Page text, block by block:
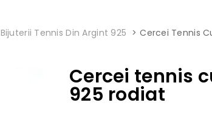
Bijuterii Tennis Din Argint 925 Cercei Tennis
Cercei tennis
925 rodiat